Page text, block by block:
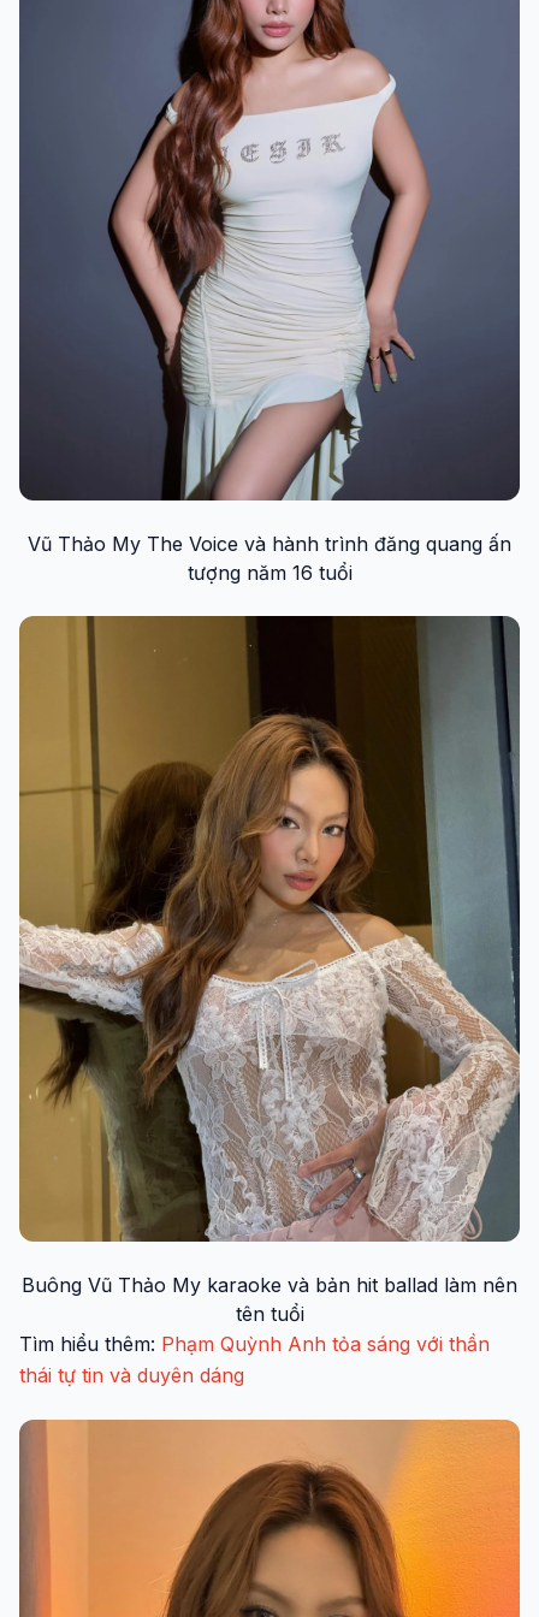
Vũ Thảo My The Voice và hành trình đăng quang ấn
tượng năm 16 tuổi
Buông Vũ Thảo My karaoke và bản hit ballad làm nên
tên tuổi
Tìm hiểu thêm: Phạm Quỳnh Anh tỏa sáng với thần
thái tự tin và duyên dáng